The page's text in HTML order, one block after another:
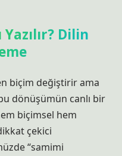
Dilin
biçim değiştirir ama
dönüşümün canlı bir
biçimsel hem
çekici
“samimi